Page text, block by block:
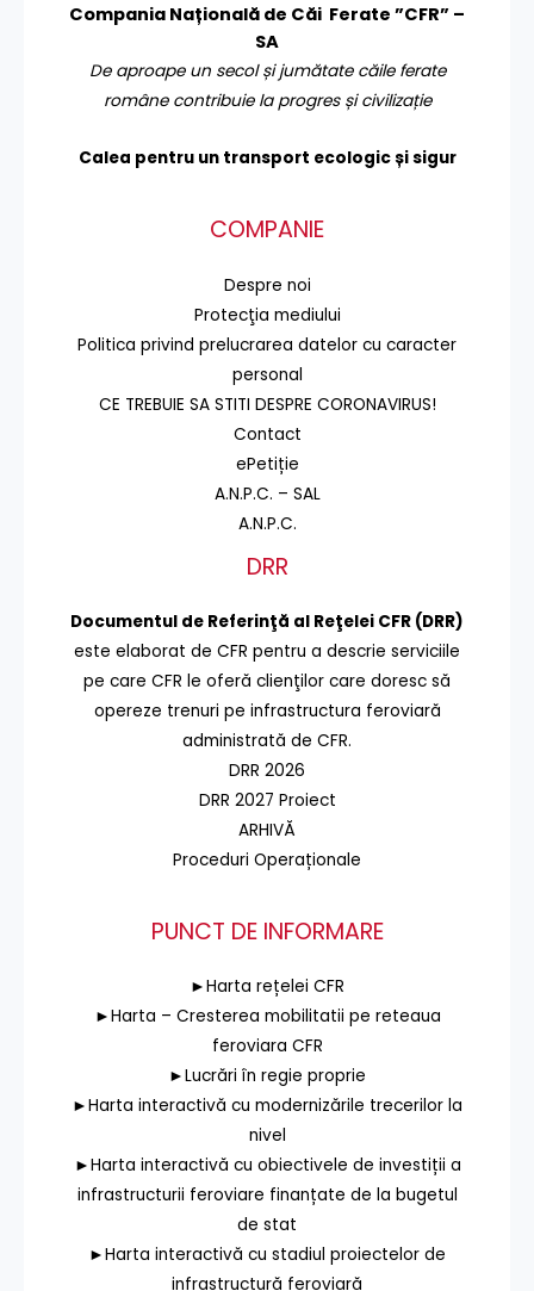
Compania Națională de Căi Ferate ”CFR” –
SA
De aproape un secol și jumătate căile ferate
române contribuie la progres și civilizație
Calea pentru un transport ecologic și sigur
COMPANIE
Despre noi
Protecţia mediului
Politica privind prelucrarea datelor cu caracter
personal
CE TREBUIE SA STITI DESPRE CORONAVIRUS!
Contact
ePetiție
A.N.P.C. – SAL
A.N.P.C.
DRR
Documentul de Referinţă al Reţelei CFR (DRR)
este elaborat de CFR pentru a descrie serviciile
pe care CFR le oferă clienţilor care doresc să
opereze trenuri pe infrastructura feroviară
administrată de CFR.
DRR 2026
DRR 2027 Proiect
ARHIVĂ
Proceduri Operaționale
PUNCT DE INFORMARE
►Harta rețelei CFR
►Harta – Cresterea mobilitatii pe reteaua
feroviara CFR
►Lucrări în regie proprie
►Harta interactivă cu modernizările trecerilor la
nivel
►Harta interactivă cu obiectivele de investiții a
infrastructurii feroviare finanțate de la bugetul
de stat
►Harta interactivă cu stadiul proiectelor de
infrastructură feroviară